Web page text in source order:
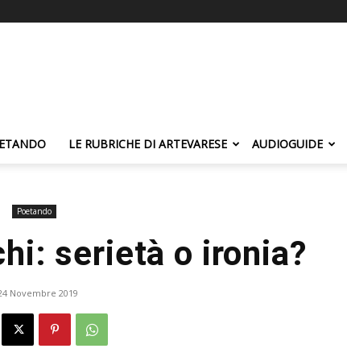
LE RUBRICHE DI ARTEVARESE AUDIOGUIDE
Poetando
serietà o ironia?
Novembre 2019